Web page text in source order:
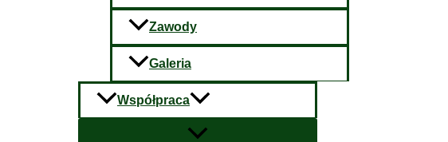
Zawody
Galeria
Współpraca